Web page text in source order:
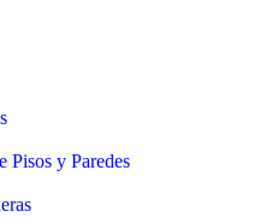
Pisos y Paredes